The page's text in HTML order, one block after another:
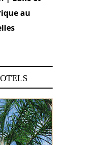
au